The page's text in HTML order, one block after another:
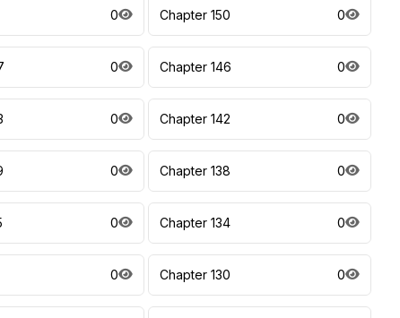
0 Chapter 150 0
0 Chapter 146 0
0 Chapter 142 0
0 Chapter 138 0
0 Chapter 134 0
0 Chapter 130 0